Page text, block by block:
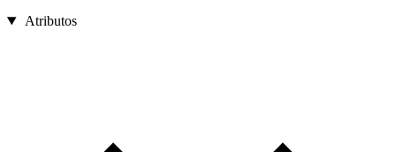
Atributos